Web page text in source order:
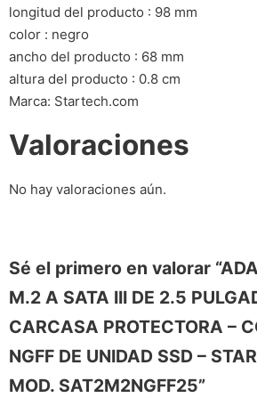
longitud del producto : 98 mm
color : negro
ancho del producto : 68 mm
altura del producto : 0.8 cm
Marca: Startech.com
Valoraciones
No hay valoraciones aún.
Sé el primero en valorar
M.2 A SATA III DE 2.5
CARCASA PROTECTORA –
NGFF DE UNIDAD SSD –
MOD. SAT2M2NGFF25”